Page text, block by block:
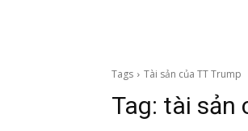
Tags Tài sản của TT Trump
Tag: tài sản